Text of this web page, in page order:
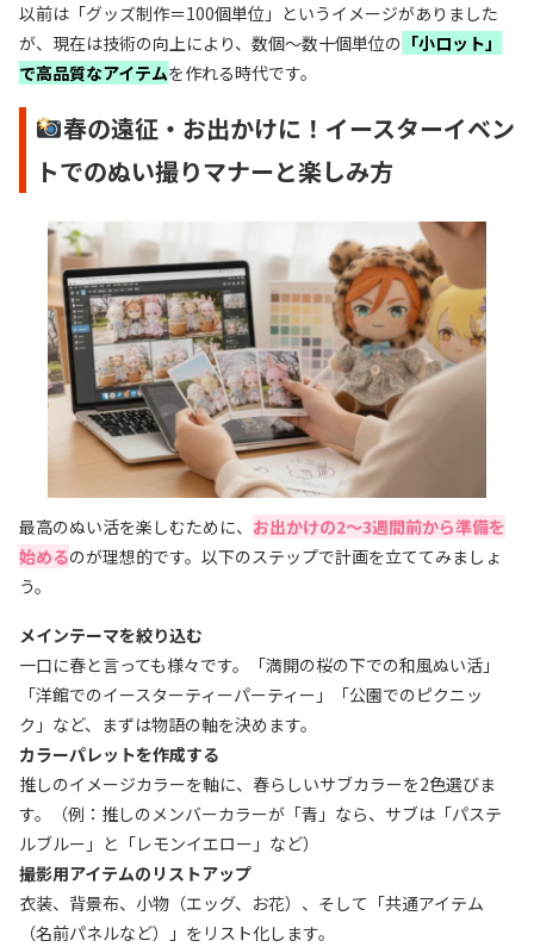
以前は「グッズ制作＝100個単位」というイメージがありました
が、現在は技術の向上により、数個〜数十個単位の 「小ロット」
で高品質なアイテムを作れる時代です。
春の遠征・お出かけに！イースターイベン
トでのぬい撮りマナーと楽しみ方
最高のぬい活を楽しむために、 お出かけの2〜3週間前から準備を
始めるのが理想的です。以下のステップで計画を立ててみましょ
う。
メインテーマを絞り込む
一口に春と言っても様々です。「満開の桜の下での和風ぬい活」
「洋館でのイースターティーパーティー」「公園でのピクニッ
ク」など、まずは物語の軸を決めます。
カラーパレットを作成する
推しのイメージカラーを軸に、春らしいサブカラーを2色選びま
す。（例：推しのメンバーカラーが「青」なら、サブは「パステ
ルブルー」と「レモンイエロー」など）
撮影用アイテムのリストアップ
衣装、背景布、小物（エッグ、お花）、そして「共通アイテム
（名前パネルなど）」をリスト化します。